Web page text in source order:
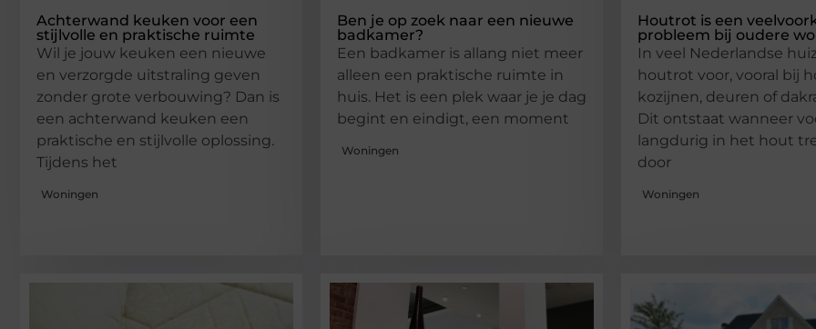
Achterwand keuken voor een
stijlvolle en praktische ruimte
Wil je jouw keuken een nieuwe
en verzorgde uitstraling geven
zonder grote verbouwing? Dan is
een achterwand keuken een
praktische en stijlvolle oplossing.
Tijdens het
Woningen
Ben je op zoek naar een nieuwe
badkamer?
Een badkamer is allang niet meer
alleen een praktische ruimte in
huis. Het is een plek waar je je dag
begint en eindigt, een moment
Woningen
Houtrot is een
probleem bij oudere
In veel Nederlandse
houtrot voor, vooral bij
kozijnen, deuren of
Dit ontstaat wanneer
langdurig in het hout
door
Woningen